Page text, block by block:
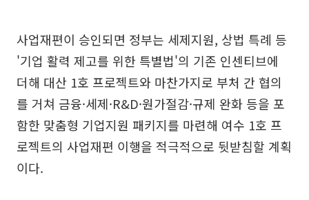
사업재편이 승인되면 정부는 세제지원, 상법 특례 등
'기업 활력 제고를 위한 특별법'의 기존 인센티브에
더해 대산 1호 프로젝트와 마찬가지로 부처 간 협의
를 거쳐 금융·세제·R&D·원가절감·규제 완화 등을 포
함한 맞춤형 기업지원 패키지를 마련해 여수 1호 프
로젝트의 사업재편 이행을 적극적으로 뒷받침할 계획
이다.